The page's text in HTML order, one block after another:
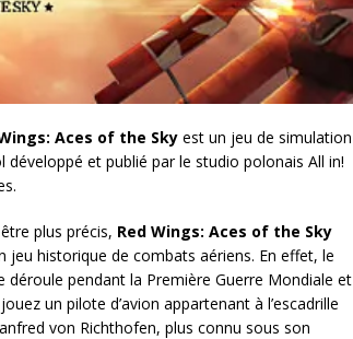
Aces of the Sky est un jeu de simulation
développé et publié par le studio polonais All in!
plus précis, Red Wings: Aces of the Sky
jeu historique de combats aériens. En effet, le
déroule pendant la Première Guerre Mondiale et
un pilote d’avion appartenant à l’escadrille
von Richthofen, plus connu sous son